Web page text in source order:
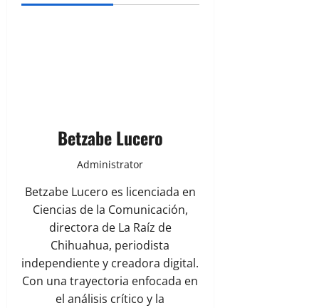
Betzabe Lucero
Administrator
Betzabe Lucero es licenciada en
Ciencias de la Comunicación,
directora de La Raíz de
Chihuahua, periodista
independiente y creadora digital.
Con una trayectoria enfocada en
el análisis crítico y la